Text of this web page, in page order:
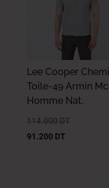
Lee Cooper
Toile-49 Armin Mc
Homme Nat.
114.000 DT
91.200 DT